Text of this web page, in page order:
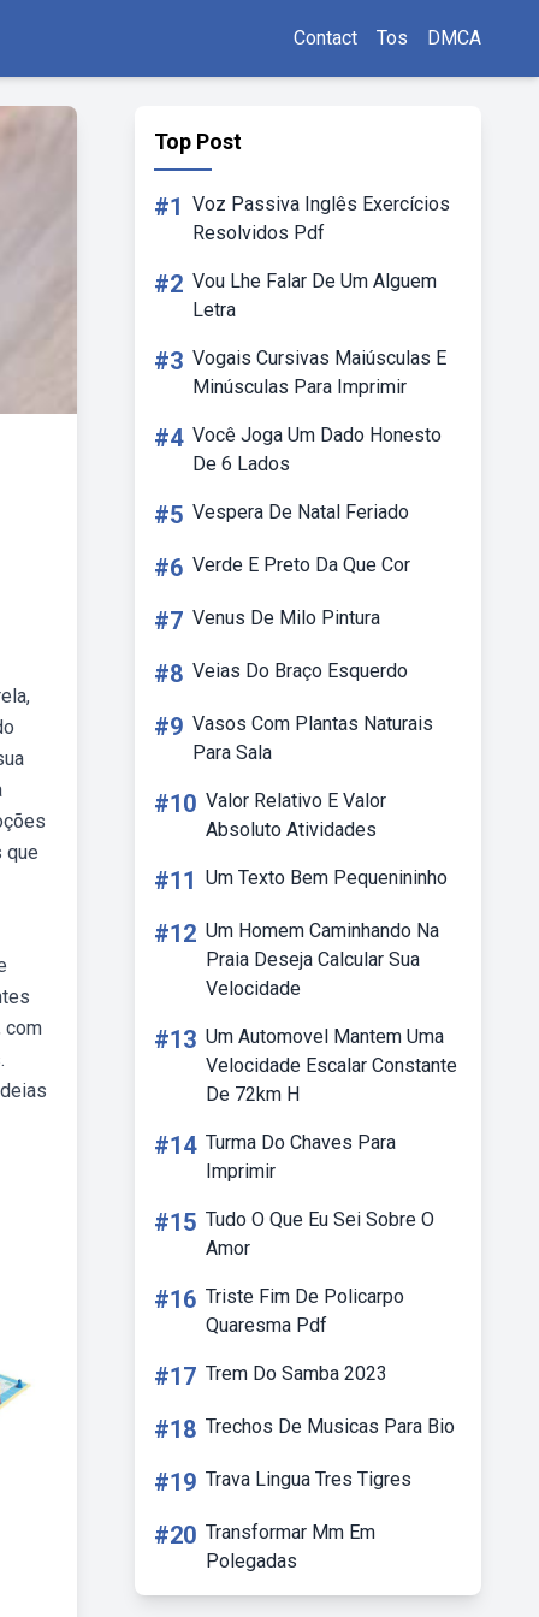
Contact Tos DMCA
que
com
Top Post
#1 Voz Passiva Inglês Exercícios
Resolvidos Pdf
#2 Vou Lhe Falar De Um Alguem
Letra
#3 Vogais Cursivas Maiúsculas E
Minúsculas Para Imprimir
#4 Você Joga Um Dado Honesto
De 6 Lados
#5 Vespera De Natal Feriado
#6 Verde E Preto Da Que Cor
#7 Venus De Milo Pintura
#8 Veias Do Braço Esquerdo
#9 Vasos Com Plantas Naturais
Para Sala
#10 Valor Relativo E Valor
Absoluto Atividades
#11 Um Texto Bem Pequenininho
#12 Um Homem Caminhando Na
Praia Deseja Calcular Sua
Velocidade
#13 Um Automovel Mantem Uma
Velocidade Escalar Constante
De 72km H
#14 Turma Do Chaves Para
Imprimir
#15 Tudo O Que Eu Sei Sobre O
Amor
#16 Triste Fim De Policarpo
Quaresma Pdf
#17 Trem Do Samba 2023
#18 Trechos De Musicas Para Bio
#19 Trava Lingua Tres Tigres
#20 Transformar Mm Em
Polegadas